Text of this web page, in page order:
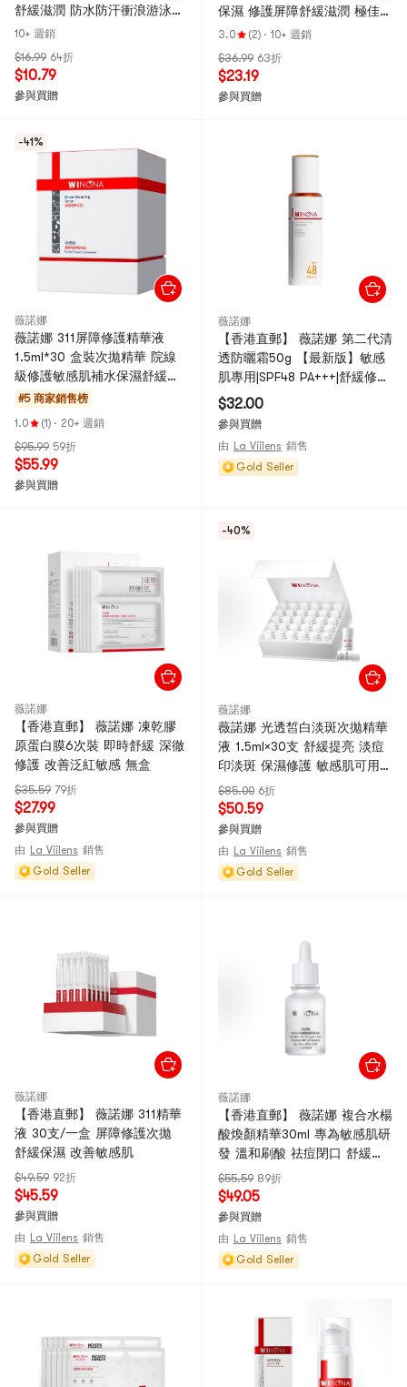
舒緩滋潤 防水防汗衝浪游泳臉
部全身可用 方便攜帶補塗
10+ 週銷
$16.99 64折
$10.79
參與買贈
保濕 修護屏障舒緩滋潤 極佳保
濕面膜 新舊版隨機出貨
3.0 (2) · 10+ 週銷
$36.99 63折
$23.19
參與買贈
-41%
薇諾娜
薇諾娜 311屏障修護精華液
1.5ml*30 盒裝次拋精華 院線
級修護敏感肌補水保濕舒緩維
穩褪紅 兵乒乓球球冠軍林高遠
#5 商家銷售榜
1.0
(1) · 20+ 週銷
$95.99 59折
$55.99
參與買贈
薇諾娜
【香港直郵】 薇諾娜 第二代清
透防曬霜50g 【最新版】敏感
肌專用|SPF48 PA+++|舒緩修
護|0酒精0香精|醫美級防曬霜
$32.00
參與買贈
由 La Viilens 銷售
Gold Seller
薇諾娜
【香港直郵】 薇諾娜 凍乾膠
原蛋白膜6次裝 即時舒緩 深徹
修護 改善泛紅敏感 無盒
$35.59 79折
$27.99
參與買贈
由 La Viilens 銷售
Gold Seller
-40%
薇諾娜
薇諾娜 光透皙白淡斑次拋精華
液 1.5ml×30支 舒緩提亮 淡痘
印淡斑 保濕修護 敏感肌可用
醫用級美白精華
$85.00 6折
$50.59
參與買贈
由 La Viilens 銷售
Gold Seller
薇諾娜
【香港直郵】 薇諾娜 311精華
液 30支/一盒 屏障修護次拋
舒緩保濕 改善敏感肌
$49.59 92折
$45.59
參與買贈
由 La Viilens 銷售
Gold Seller
薇諾娜
【香港直郵】 薇諾娜 複合水楊
酸煥顏精華30ml 專為敏感肌研
發 溫和刷酸 祛痘閉口 舒緩保
濕
$55.59 89折
$49.05
參與買贈
由 La Viilens 銷售
Gold Seller